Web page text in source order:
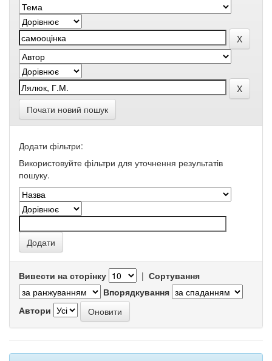
Почати новий пошук
Додати фільтри:
Використовуйте фільтри для уточнення результатів
пошуку.
Вивести на сторінку | Сортування
Впорядкування
Автори